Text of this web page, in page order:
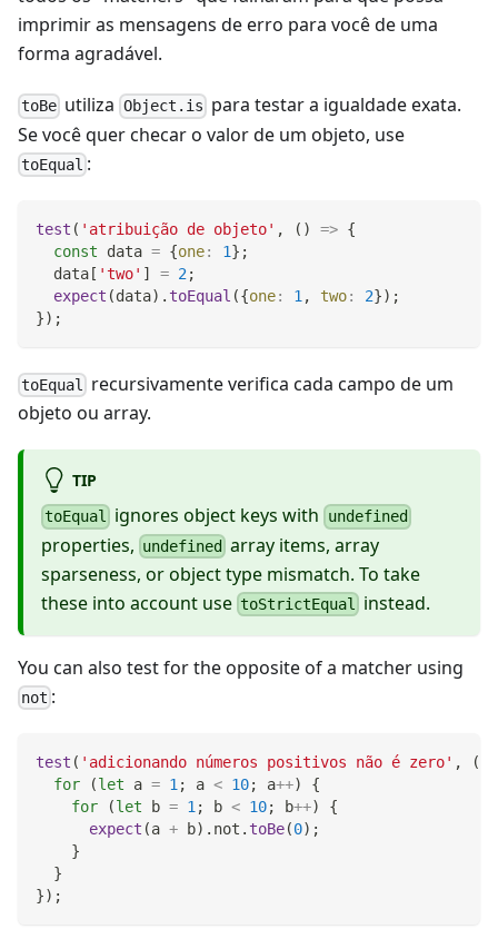
imprimir as mensagens de erro para você de uma
forma agradável.
toBe utiliza Object.is para testar a igualdade exata.
Se você quer checar o valor de um objeto, use
toEqual :
test ( 'atribuição de objeto' , ( ) => {
const data = {one: 1} ;
  data
[ 'two' ] = 2;
expect (data) . toEqual ({one: 1 , two: 2}) ;
}) ;
toEqual
recursivamente verifica cada campo de um
objeto ou array.
TIP
toEqual ignores object keys with undefined
properties, undefined array items, array
sparseness, or object type mismatch. To take
these into account use toStrictEqual instead.
You can also test for the opposite of a matcher using
not :
test ( 'adicionando números positivos não é zero' , (
for
(let a = 1 ; a < 10; a++)
{
for
(let b = 1 ; b < 10; b++)
{
expect (a + b) . not . toBe(0) ;
}
}
}) ;